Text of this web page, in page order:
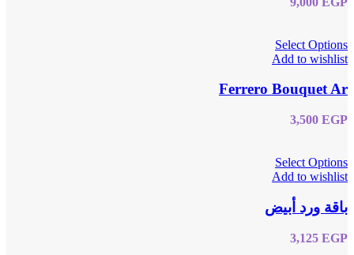
Select Options
Add to wishlist
Ferrero Bouquet Ar
3,500 EGP
Select Options
Add to wishlist
باقة ورد أبيض
3,125 EGP